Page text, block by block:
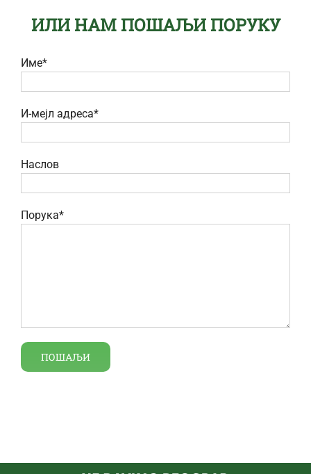
ИЛИ НАМ ПОШАЉИ ПОРУКУ
Име*
И-мејл адреса*
Наслов
Порука*